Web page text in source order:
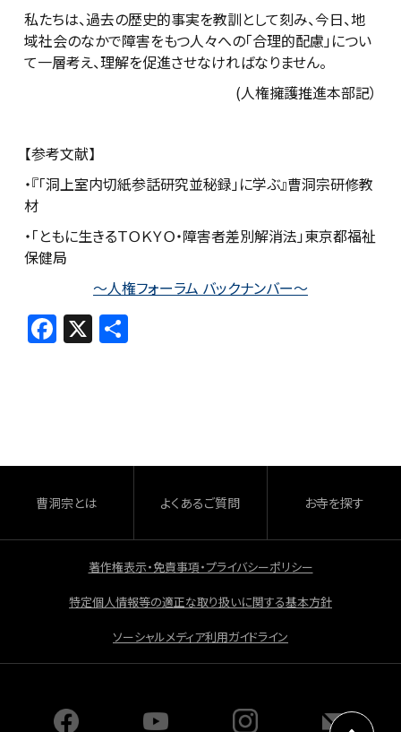
私たちは、過去の歴史的事実を教訓として刻み、今日、地
域社会のなかで障害をもつ人々への「合理的配慮」につい
て一層考え、理解を促進させなければなりません。
(人権擁護推進本部記）
【参考文献】
・『「洞上室内切紙参話研究並秘録」に学ぶ』曹洞宗研修教
材
・「ともに生きるＴＯＫＹＯ・障害者差別解消法」東京都福祉
保健局
～人権フォーラム バックナンバー～
F
a
o
o
k
X 共
曹洞宗とは よくあるご質問 お寺を探す
著作権表示・免責事項・プライバシーポリシー
特定個人情報等の適正な取り扱いに関する基本方針
ソーシャルメディア利用ガイドライン